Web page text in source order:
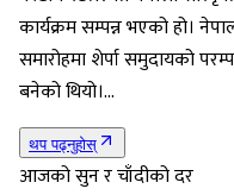
कार्यक्रम सम्पन्न भएको हो।
समारोहमा शेर्पा समुदायको
बनेको थियो।…
थप पढ्नुहोस्
आजको सुन र चाँदीको दर